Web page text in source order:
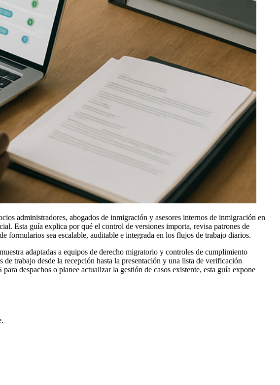
administradores, abogados de inmigración y asesores internos de inmigración en
Esta guía explica por qué el control de versiones importa, revisa patrones de
sea escalable, auditable e integrada en los flujos de trabajo diarios.
adaptadas a equipos de derecho migratorio y controles de cumplimiento
trabajo desde la recepción hasta la presentación y una lista de verificación
despachos o planee actualizar la gestión de casos existente, esta guía expone